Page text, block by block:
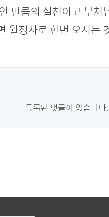
만큼의 실천이고 부처
월정사로 한번 오시는
등록된 댓글이 없습니다.